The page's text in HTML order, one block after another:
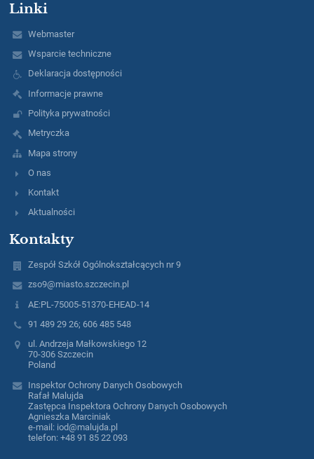
Linki
Webmaster
Wsparcie techniczne
Deklaracja dostępności
Informacje prawne
Polityka prywatności
Metryczka
Mapa strony
O nas
Kontakt
Aktualności
Kontakty
Zespół Szkół Ogólnokształcących nr 9
zso9@miasto.szczecin.pl
AE:PL-75005-51370-EHEAD-14
91 489 29 26; 606 485 548
ul. Andrzeja Małkowskiego 12
70-306 Szczecin
Poland
Inspektor Ochrony Danych Osobowych
Rafał Malujda
Zastępca Inspektora Ochrony Danych Osobowych
Agnieszka Marciniak
e-mail: iod@malujda.pl
telefon: +48 91 85 22 093